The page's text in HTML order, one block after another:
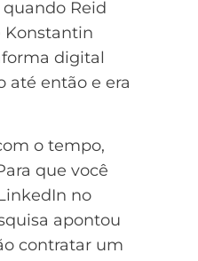
Reid
Konstantin
digital
até então e era
o tempo,
que você
no
apontou
contratar um